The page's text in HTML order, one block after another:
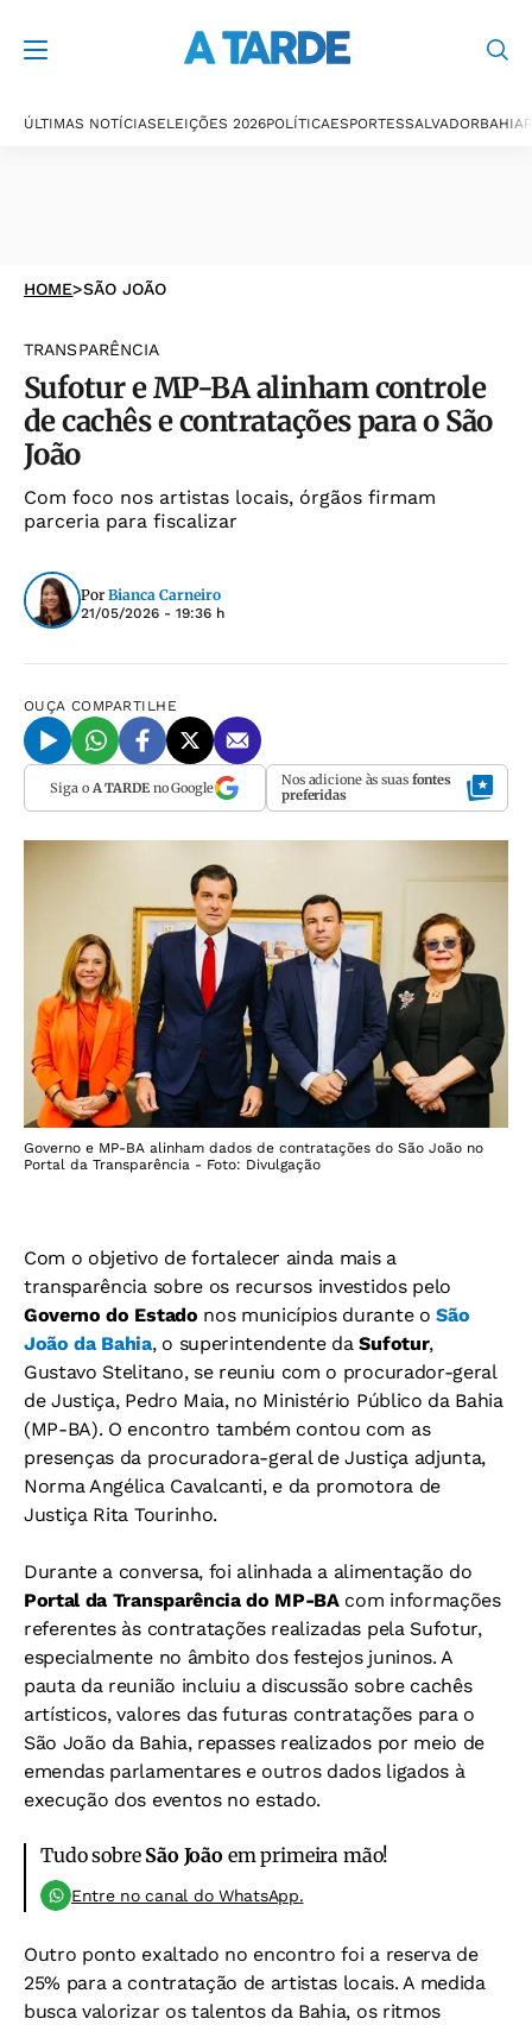
ÚLTIMAS NOTÍCIASELEIÇÕES 2026POLÍTICAESPORTESSALVADORBAHIA
HOME>SÃO JOÃO
TRANSPARÊNCIA
Sufotur e MP-BA alinham controle
de cachês e contratações para o São
João
Com foco nos artistas locais, órgãos firmam
parceria para fiscalizar
Por Bianca Carneiro
21/05/2026 - 19:36 h
OUÇA COMPARTILHE
Siga o A TARDEno Google Nos adicione às suas fontes
preferidas
Governo e MP-BA alinham dados de contratações do São João no
Portal da Transparência - Foto: Divulgação
Com o objetivo de fortalecer ainda mais a
transparência sobre os recursos investidos pelo
Governo do Estado nos municípios durante oSão
João da Bahia, o superintendente daSufotur,
Gustavo Stelitano, se reuniu com o procurador-geral
de Justiça, Pedro Maia, no Ministério Público da Bahia
(MP-BA). O encontro também contou com as
presenças da procuradora-geral de Justiça adjunta,
Norma Angélica Cavalcanti, e da promotora de
Justiça Rita Tourinho.
Durante a conversa, foi alinhada a alimentação do
Portal da Transparência do MP-BAcom informações
referentes às contratações realizadas pela Sufotur,
especialmente no âmbito dos festejos juninos. A
pauta da reunião incluiu a discussão sobre cachês
artísticos, valores das futuras contratações para o
São João da Bahia, repasses realizados por meio de
emendas parlamentares e outros dados ligados à
execução dos eventos no estado.
Tudo sobre São João em primeira mão!
Entre no canal do WhatsApp.
Outro ponto exaltado no encontro foi a reserva de
25% para a contratação de artistas locais. A medida
busca valorizar os talentos da Bahia, os ritmos